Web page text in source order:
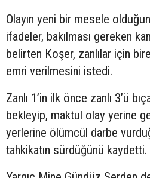
Olayın yeni bir mesele
ifadeler, bakılması gereken
belirten Koşer, zanlılar için
emri verilmesini istedi.
Zanlı 1’in ilk önce zanlı 3’ü
bekleyip, maktul olay yerine
yerlerine ölümcül darbe
tahkikatın sürdüğünü kaydetti.